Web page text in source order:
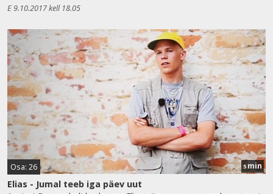
E 9.10.2017 kell 18.05
Osa: 26 5 min
Elias - Jumal teeb iga päev uut